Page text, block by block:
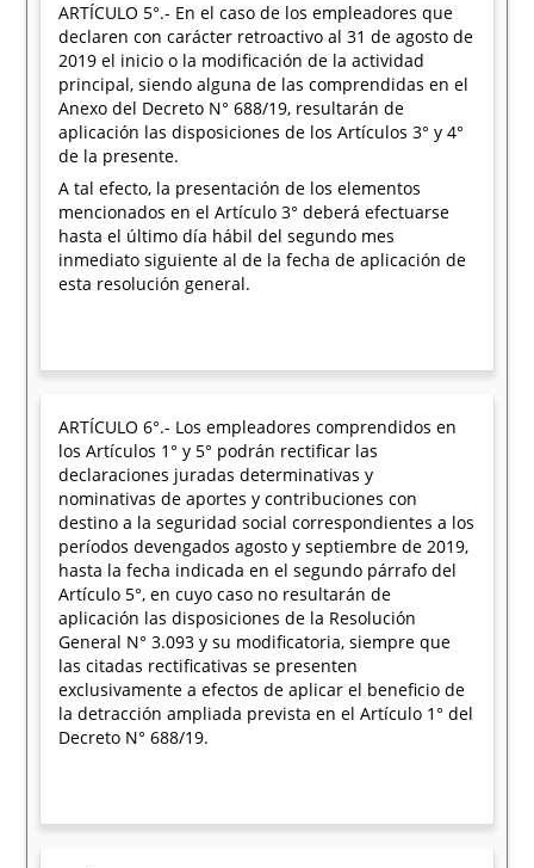
ARTÍCULO 5°.- En el caso de los empleadores que
declaren con carácter retroactivo al 31 de agosto de
2019 el inicio o la modificación de la actividad
principal, siendo alguna de las comprendidas en el
Anexo del Decreto N° 688/19, resultarán de
aplicación las disposiciones de los Artículos 3° y 4°
de la presente.
A tal efecto, la presentación de los elementos
mencionados en el Artículo 3° deberá efectuarse
hasta el último día hábil del segundo mes
inmediato siguiente al de la fecha de aplicación de
esta resolución general.
ARTÍCULO 6°.- Los empleadores comprendidos en
los Artículos 1° y 5° podrán rectificar las
declaraciones juradas determinativas y
nominativas de aportes y contribuciones con
destino a la seguridad social correspondientes a los
períodos devengados agosto y septiembre de 2019,
hasta la fecha indicada en el segundo párrafo del
Artículo 5°, en cuyo caso no resultarán de
aplicación las disposiciones de la Resolución
General N° 3.093 y su modificatoria, siempre que
las citadas rectificativas se presenten
exclusivamente a efectos de aplicar el beneficio de
la detracción ampliada prevista en el Artículo 1° del
Decreto N° 688/19.